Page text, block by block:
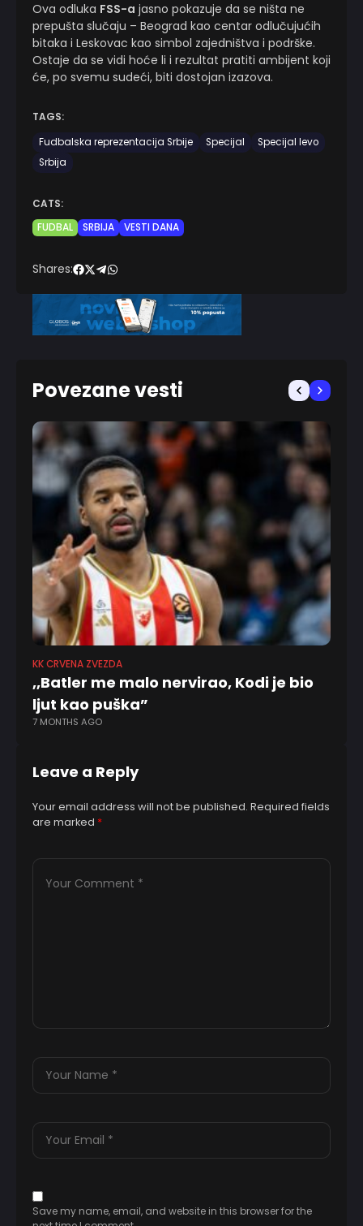
Ova odluka FSS-a jasno pokazuje da se ništa ne
prepušta slučaju – Beograd kao centar odlučujućih
bitaka i Leskovac kao simbol zajedništva i podrške.
Ostaje da se vidi hoće li i rezultat pratiti ambijent koji
će, po svemu sudeći, biti dostojan izazova.
TAGS:
Fudbalska reprezentacija Srbije
Specijal
Specijal levo
Srbija
CATS:
FUDBAL
SRBIJA VESTI DANA
Shares:
Povezane vesti
KK CRVENA ZVEZDA
,,Batler me malo nervirao, Kodi je bio
ljut kao puška”
7 MONTHS AGO
Leave a Reply
Your email address will not be published. Required fields
are marked *
Save my name, email, and website in this browser for the